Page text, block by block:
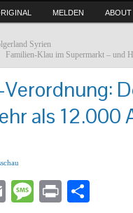
MELDEN ABOUT
Syrien
Familien-Klau im Supermarkt – und
als 12.000
EmailMessage
Print